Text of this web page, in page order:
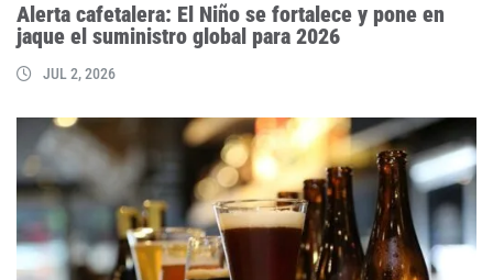
Alerta cafetalera: El Niño se fortalece y pone en
jaque el suministro global para 2026
JUL 2, 2026